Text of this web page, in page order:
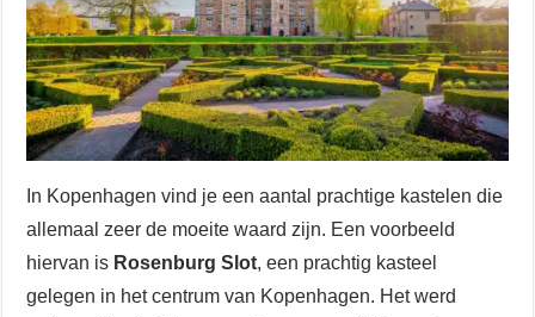
In Kopenhagen vind je een aantal prachtige kastelen die
allemaal zeer de moeite waard zijn. Een voorbeeld
hiervan is Rosenburg Slot, een prachtig kasteel
gelegen in het centrum van Kopenhagen. Het werd